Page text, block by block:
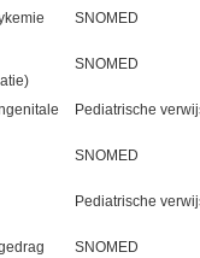
SNOMED
SNOMED
Pediatrische
SNOMED
Pediatrische
SNOMED